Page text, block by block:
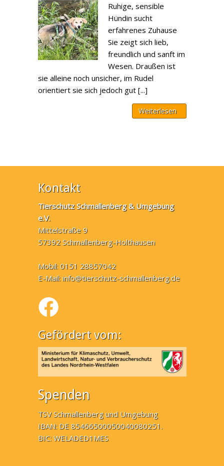
Ruhige, sensible
Hündin sucht
erfahrenes Zuhause
Sie zeigt sich lieb,
freundlich und sanft im
Wesen. Draußen ist
sie alleine noch unsicher, im Rudel
orientiert sie sich jedoch gut [...]
Weiterlesen
Kontakt
Tierschutz Schmallenberg & Umgebung
e.V.
Mittelstraße 9
57392 Schmallenberg-Holthausen
Mobil: 0151 28857042
E-Mail:info@tierschutz-schmallenberg.de
Gefördert vom:
Spenden
TSV Schmallenberg und Umgebung
IBAN: DE 85466500050040080251.
BIC: WELADED1MES